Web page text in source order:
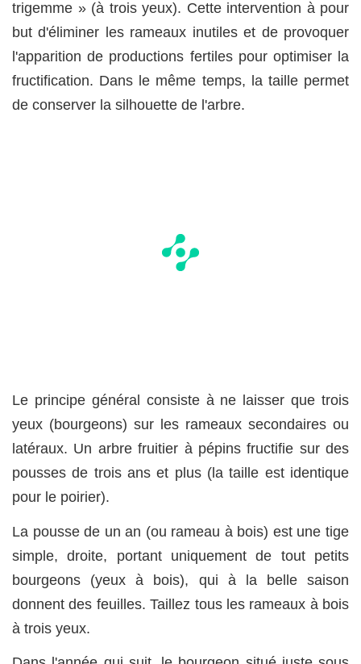
trigemme » (à trois yeux). Cette intervention à pour
but d'éliminer les rameaux inutiles et de provoquer
l'apparition de productions fertiles pour optimiser la
fructification. Dans le même temps, la taille permet
de conserver la silhouette de l'arbre.
Le principe général consiste à ne laisser que trois
yeux (bourgeons) sur les rameaux secondaires ou
latéraux. Un arbre fruitier à pépins fructifie sur des
pousses de trois ans et plus (la taille est identique
pour le poirier).
La pousse de un an (ou rameau à bois) est une tige
simple, droite, portant uniquement de tout petits
bourgeons (yeux à bois), qui à la belle saison
donnent des feuilles. Taillez tous les rameaux à bois
à trois yeux.